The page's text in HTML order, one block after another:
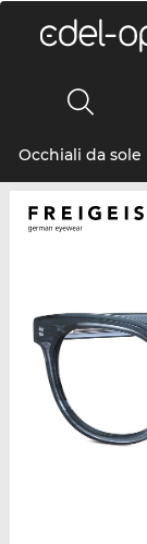
Occhiali da sole